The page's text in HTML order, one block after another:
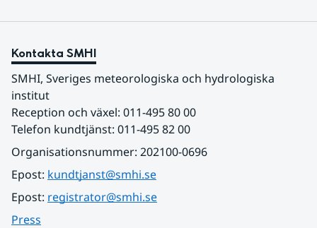
Kontakta SMHI
SMHI, Sveriges meteorologiska och hydrologiska
institut
Reception och växel: 011-495 80 00
Telefon kundtjänst: 011-495 82 00
Organisationsnummer: 202100-0696
Epost: kundtjanst@smhi.se
Epost: registrator@smhi.se
Press